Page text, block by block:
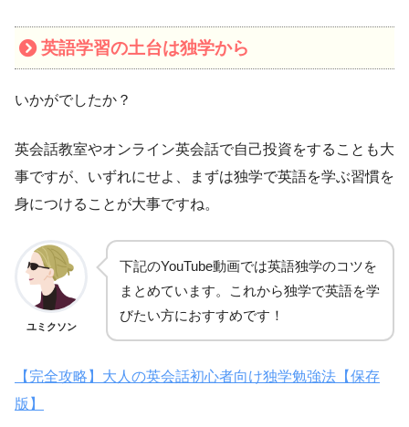
英語学習の土台は独学から
いかがでしたか？
英会話教室やオンライン英会話で自己投資をすることも大
事ですが、いずれにせよ、まずは独学で英語を学ぶ習慣を
身につけることが大事ですね。
ユミクソン
下記のYouTube動画では英語独学のコツを
まとめています。これから独学で英語を学
びたい方におすすめです！
【完全攻略】大人の英会話初心者向け独学勉強法【保存
版】